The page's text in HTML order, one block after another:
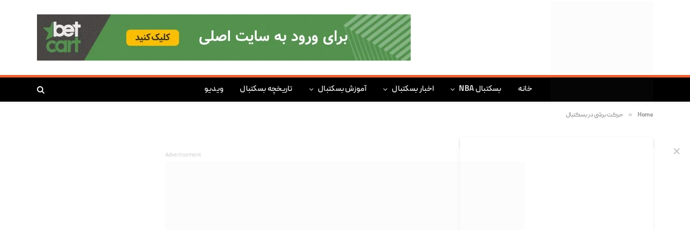
خانه بسکتبال NBA اخبار بسکتبال آموزش بسکتبال تاریخچه بسکتبال ویدیو
Home
» حرکت برشی در بسکتبال
Advertisement